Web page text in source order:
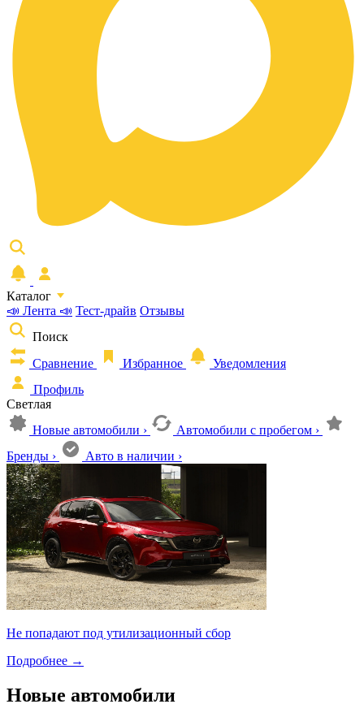
Каталог
📣 Лента 📣 Тест-драйв Отзывы
Поиск
Сравнение
Избранное
Уведомления
Профиль
Светлая
Новые автомобили › Автомобили с пробегом ›
Бренды › Авто в наличии ›
Не попадают под утилизационный сбор
Подробнее →
Новые автомобили